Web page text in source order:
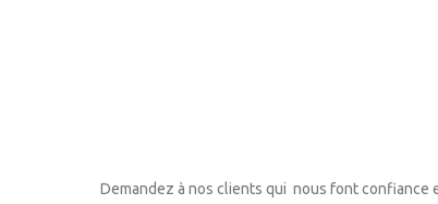
Demandez à nos clients qui nous font confiance